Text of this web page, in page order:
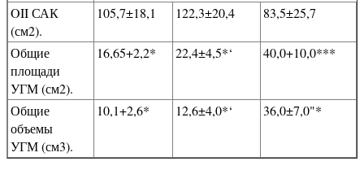
OII САК
(см2).
105,7±18,1 122,3±20,4 83,5±25,7
Общие
площади
УГМ (см2).
16,65+2,2* 22,4±4,5*‘ 40,0+10,0***
Общие
объемы
УГМ (см3).
10,1+2,6* 12,6±4,0*‘ 36,0±7,0"*